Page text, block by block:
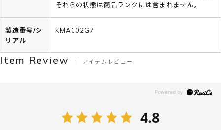
それらの状態は商品ランクには含まれません。
製造番号/シ
リアル
KMA002G7
Item Review アイテムレビュー
4.8